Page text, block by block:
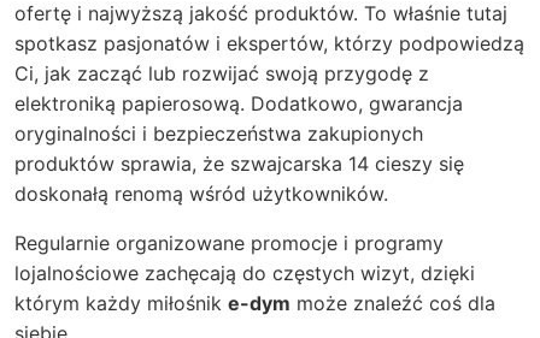
ofertę i najwyższą jakość produktów. To właśnie tutaj
spotkasz pasjonatów i ekspertów, którzy podpowiedzą
Ci, jak zacząć lub rozwijać swoją przygodę z
elektroniką papierosową. Dodatkowo, gwarancja
oryginalności i bezpieczeństwa zakupionych
produktów sprawia, że szwajcarska 14 cieszy się
doskonałą renomą wśród użytkowników.
Regularnie organizowane promocje i programy
lojalnościowe zachęcają do częstych wizyt, dzięki
którym każdy miłośnik e-dym może znaleźć coś dla